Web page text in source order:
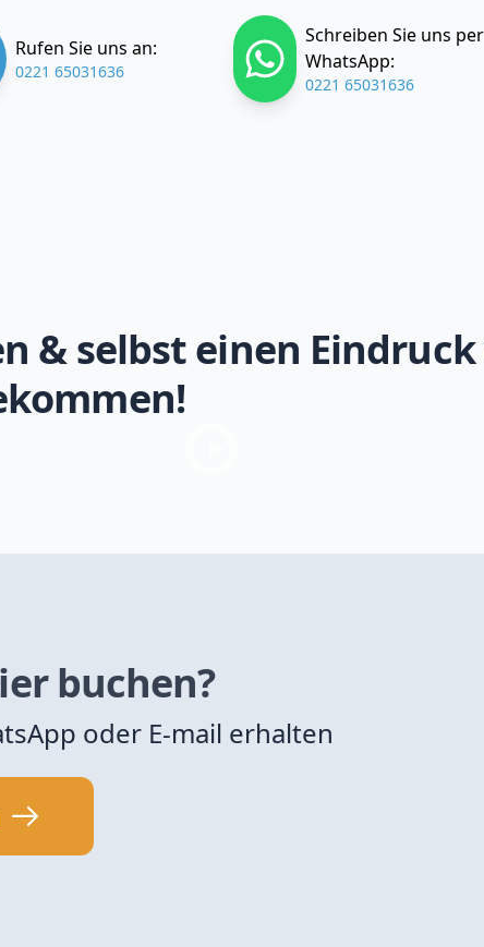
Rufen Sie uns an:
0221 65031636
Schreiben Sie uns per
WhatsApp:
0221 65031636
& selbst einen
buchen?
oder E-mail erhalten